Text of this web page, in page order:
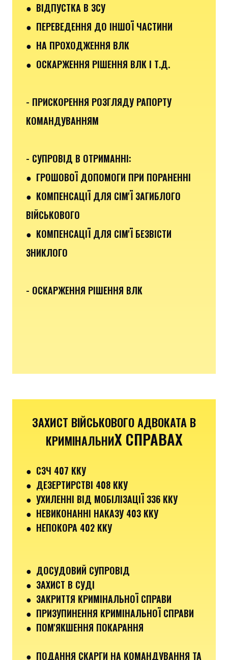
● ВІДПУСТКА В ЗСУ
● ПЕРЕВЕДЕННЯ ДО ІНШОЇ ЧАСТИНИ
● НА ПРОХОДЖЕННЯ ВЛК
● ОСКАРЖЕННЯ РІШЕННЯ ВЛК І Т.Д.
- ПРИСКОРЕННЯ РОЗГЛЯДУ РАПОРТУ
КОМАНДУВАННЯМ
- СУПРОВІД В ОТРИМАННІ:
● ГРОШОВОЇ ДОПОМОГИ ПРИ ПОРАНЕННІ
● КОМПЕНСАЦІЇ ДЛЯ СІМ'Ї ЗАГИБЛОГО
ВІЙСЬКОВОГО
● КОМПЕНСАЦІЇ ДЛЯ СІМ'Ї БЕЗВІСТИ
ЗНИКЛОГО
- ОСКАРЖЕННЯ РІШЕННЯ ВЛК
ЗАХИСТ ВІЙСЬКОВОГО АДВОКАТА В
КРИМІНАЛЬНИХ СПРАВАХ
● СЗЧ 407 ККУ
● ДЕЗЕРТИРСТВІ 408 ККУ
● УХИЛЕННІ ВІД МОБІЛІЗАЦІЇ 336 ККУ
● НЕВИКОНАННІ НАКАЗУ 403 ККУ
● НЕПОКОРА 402 ККУ
● ДОСУДОВИЙ СУПРОВІД
● ЗАХИСТ В СУДІ
● ЗАКРИТТЯ КРИМІНАЛЬНОЇ СПРАВИ
● ПРИЗУПИНЕННЯ КРИМІНАЛЬНОЇ СПРАВИ
● ПОМ'ЯКШЕННЯ ПОКАРАННЯ
● ПОДАННЯ СКАРГИ НА КОМАНДУВАННЯ ТА